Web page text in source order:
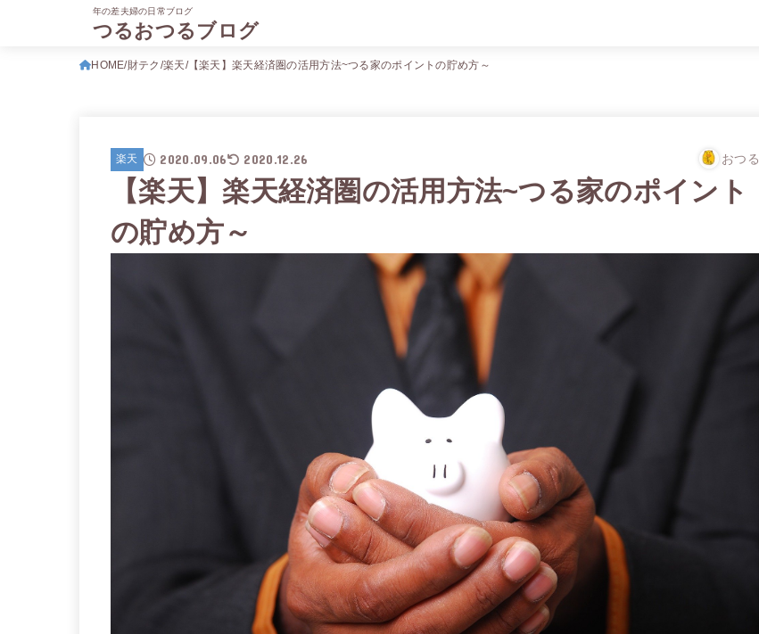
年の差夫婦の日常ブログ
つるおつるブログ
HOME 財テク 楽天 【楽天】楽天経済圏の活用方法~つる家のポイントの貯め方～
楽天 2020.09.06 2020.12.26 おつる
【楽天】楽天経済圏の活用方法~つる家のポイント
の貯め方～